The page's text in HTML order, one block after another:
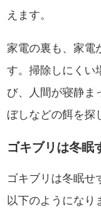
えます。
家電の裏も、家電
す。掃除しにくい
び、人間が寝静ま
ぼしなどの餌を探
ゴキブリは冬眠
ゴキブリは冬眠せ
以下のようになり